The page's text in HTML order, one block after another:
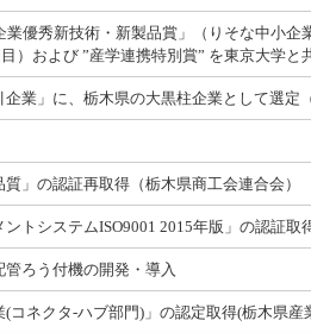
業優秀新技術・新製品賞」（りそな中小
）および ”産学連携特別賞” を東京大学と
企業」に、栃木県の大黒柱企業として選定
質」の認証再取得（栃木県商工会連合会）
ントシステムISO9001 2015年版」の認証取
ろう付機の開発・導入
(コネクタ-ハブ部門)」の認定取得(栃木県産